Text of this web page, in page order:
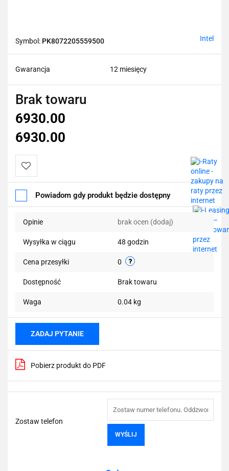
Symbol: PK8072205559500 Intel
Gwarancja 12 miesięcy
Brak towaru
6930.00
6930.00
Do
przechowalni
Powiadom gdy produkt będzie dostępny
Opinie brak ocen (dodaj)
Wysyłka w ciągu 48 godzin
Cena przesyłki 0
Dostępność Brak towaru
Waga 0.04 kg
ZADAJ PYTANIE
Pobierz produkt do PDF
Zostaw telefon
WYŚLIJ